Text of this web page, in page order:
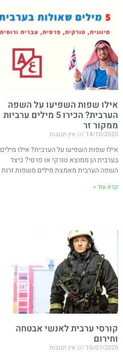
אילו שפות השפיעו על השפה
הערבית? הכירו 5 מילים ערביות
ממקור זר
14/10/2020 אין תגובות
אילו שפות השפיעו על הערבית? אילו מילים
בערבית הן ממוצא טורקי או פרסי? כיצד
השפה הערבית מאמצת מילים משפות זרות
קרא עוד »
קורסי ערבית לאנשי אבטחה
וחירום
10/07/2020 אין תגובות